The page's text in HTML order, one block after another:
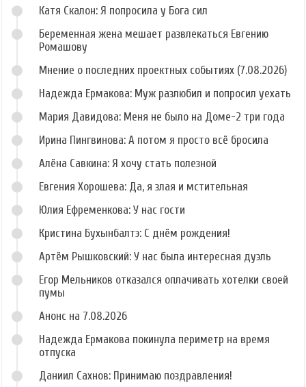
Катя Скалон: Я попросила у Бога сил
Беременная жена мешает развлекаться Евгению
Ромашову
Мнение о последних проектных событиях (7.08.2026)
Надежда Ермакова: Муж разлюбил и попросил уехать
Мария Давидова: Меня не было на Доме-2 три года
Ирина Пингвинова: А потом я просто всё бросила
Алёна Савкина: Я хочу стать полезной
Евгения Хорошева: Да, я злая и мстительная
Юлия Ефременкова: У нас гости
Кристина Бухынбалтэ: С днём рождения!
Артём Рышковский: У нас была интересная дуэль
Егор Мельников отказался оплачивать хотелки своей
пумы
Анонс на 7.08.2026
Надежда Ермакова покинула периметр на время
отпуска
Даниил Сахнов: Принимаю поздравления!